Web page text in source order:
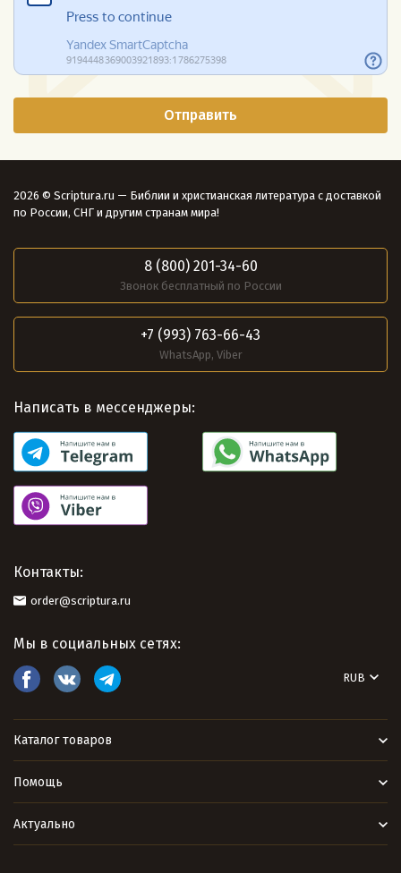
2026 © Scriptura.ru — Библии и христианская литература с доставкой
по России, СНГ и другим странам мира!
8 (800) 201-34-60
Звонок бесплатный по России
+7 (993) 763-66-43
WhatsApp, Viber
Написать в мессенджеры:
Контакты:
order@scriptura.ru
Мы в социальных сетях:
RUB
Каталог товаров
Помощь
Актуально